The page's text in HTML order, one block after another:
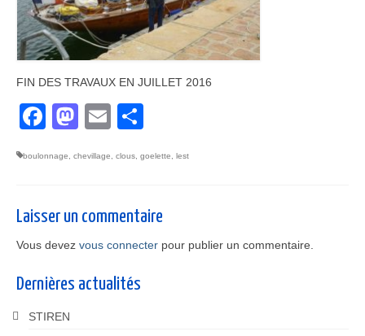
FIN DES TRAVAUX EN JUILLET 2016
Facebook
Mastodon
Email
boulonnage chevillage clous goelette lest
Laisser un commentaire
Vous devez vous connecter pour publier un commentaire.
Dernières actualités
STIREN